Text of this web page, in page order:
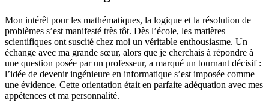
Mon intérêt pour les mathématiques, la logique et la résolution de
problèmes s’est manifesté très tôt. Dès l’école, les matières
scientifiques ont suscité chez moi un véritable enthousiasme. Un
échange avec ma grande sœur, alors que je cherchais à répondre à
une question posée par un professeur, a marqué un tournant décisif :
l’idée de devenir ingénieure en informatique s’est imposée comme
une évidence. Cette orientation était en parfaite adéquation avec mes
appétences et ma personnalité.